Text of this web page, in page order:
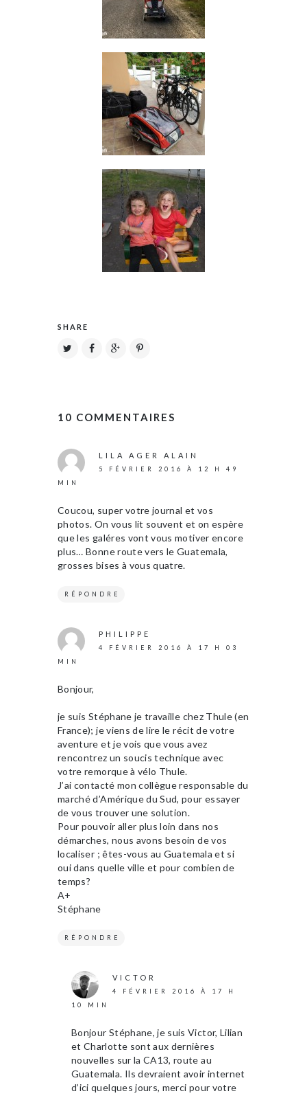
SHARE
10 COMMENTAIRES
LILA AGER ALAIN
5 FÉVRIER 2016 À 12 H 49
MIN
Coucou, super votre journal et vos
photos. On vous lit souvent et on espère
que les galéres vont vous motiver encore
plus… Bonne route vers le Guatemala,
grosses bises à vous quatre.
RÉPONDRE
PHILIPPE
4 FÉVRIER 2016 À 17 H 03
MIN
Bonjour,
je suis Stéphane je travaille chez Thule (en
France); je viens de lire le récit de votre
aventure et je vois que vous avez
rencontrez un soucis technique avec
votre remorque à vélo Thule.
J’ai contacté mon collègue responsable du
marché d’Amérique du Sud, pour essayer
de vous trouver une solution.
Pour pouvoir aller plus loin dans nos
démarches, nous avons besoin de vos
localiser ; êtes-vous au Guatemala et si
oui dans quelle ville et pour combien de
temps?
A+
Stéphane
RÉPONDRE
VICTOR
4 FÉVRIER 2016 À 17 H
10 MIN
Bonjour Stéphane, je suis Victor, Lilian
et Charlotte sont aux dernières
nouvelles sur la CA13, route au
Guatemala. Ils devraient avoir internet
d’ici quelques jours, merci pour votre